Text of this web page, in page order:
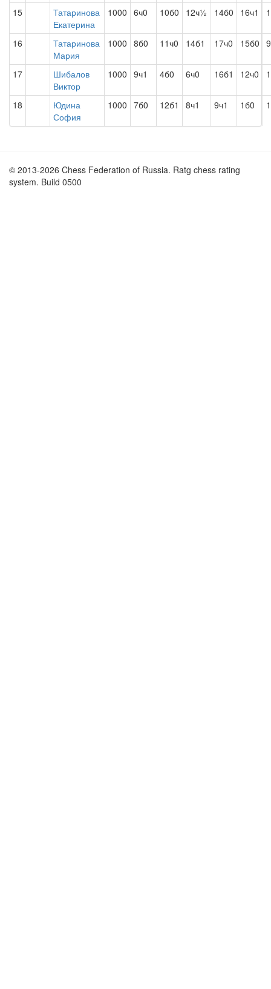
15
Татаринова
Екатерина
1000 6ч0 10б0 12ч½ 14б0 16ч1
16
Татаринова
Мария
1000 8б0 11ч0 14б1 17ч0 15б0
17
Шибалов
Виктор
1000 9ч1 4б0 6ч0 16б1 12ч0
18
Юдина
София
1000 7б0 12б1 8ч1 9ч1 1б0
© 2013-2026 Chess Federation of Russia. Ratg chess rating
system. Build 0500